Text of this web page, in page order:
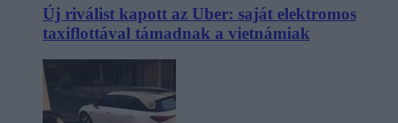
Új riválist kapott az Uber: saját elektromos
taxiflottával támadnak a vietnámiak